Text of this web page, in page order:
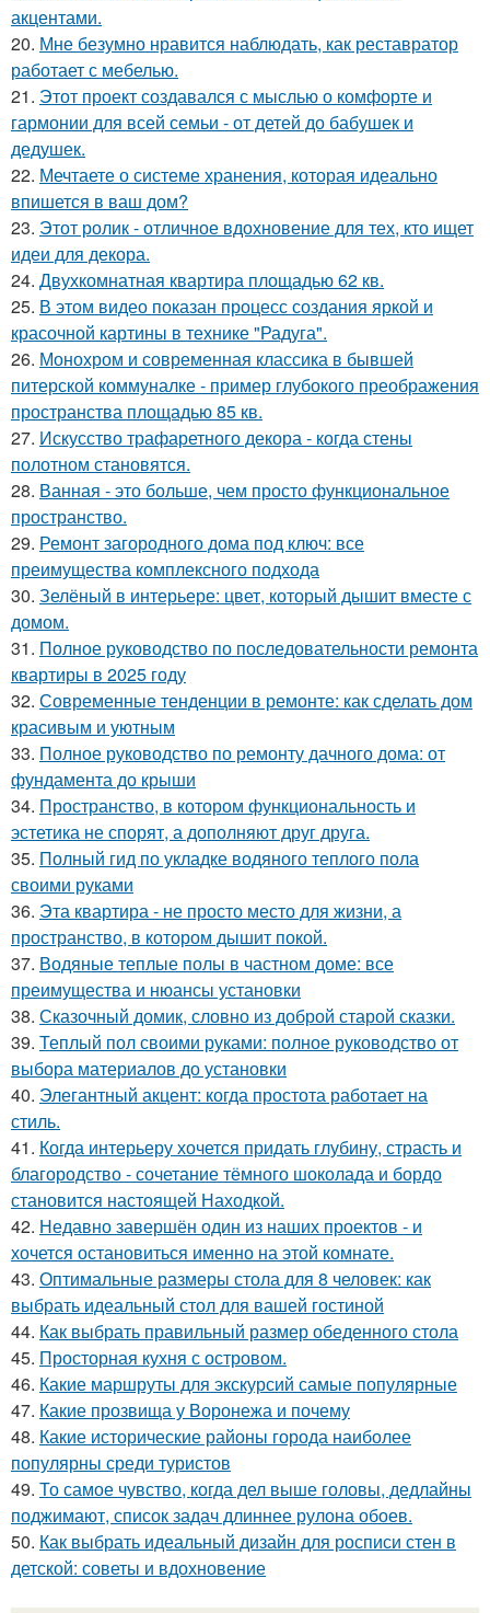
акцентами.
20. Мне безумно нравится наблюдать, как реставратор
работает с мебелью.
21. Этот проект создавался с мыслью о комфорте и
гармонии для всей семьи - от детей до бабушек и
дедушек.
22. Мечтаете о системе хранения, которая идеально
впишется в ваш дом?
23. Этот ролик - отличное вдохновение для тех, кто ищет
идеи для декора.
24. Двухкомнатная квартира площадью 62 кв.
25. В этом видео показан процесс создания яркой и
красочной картины в технике "Радуга".
26. Монохром и современная классика в бывшей
питерской коммуналке - пример глубокого преображения
пространства площадью 85 кв.
27. Искусство трафаретного декора - когда стены
полотном становятся.
28. Ванная - это больше, чем просто функциональное
пространство.
29. Ремонт загородного дома под ключ: все
преимущества комплексного подхода
30. Зелёный в интерьере: цвет, который дышит вместе с
домом.
31. Полное руководство по последовательности ремонта
квартиры в 2025 году
32. Современные тенденции в ремонте: как сделать дом
красивым и уютным
33. Полное руководство по ремонту дачного дома: от
фундамента до крыши
34. Пространство, в котором функциональность и
эстетика не спорят, а дополняют друг друга.
35. Полный гид по укладке водяного теплого пола
своими руками
36. Эта квартира - не просто место для жизни, а
пространство, в котором дышит покой.
37. Водяные теплые полы в частном доме: все
преимущества и нюансы установки
38. Сказочный домик, словно из доброй старой сказки.
39. Теплый пол своими руками: полное руководство от
выбора материалов до установки
40. Элегантный акцент: когда простота работает на
стиль.
41. Когда интерьеру хочется придать глубину, страсть и
благородство - сочетание тёмного шоколада и бордо
становится настоящей Находкой.
42. Недавно завершён один из наших проектов - и
хочется остановиться именно на этой комнате.
43. Оптимальные размеры стола для 8 человек: как
выбрать идеальный стол для вашей гостиной
44. Как выбрать правильный размер обеденного стола
45. Просторная кухня с островом.
46. Какие маршруты для экскурсий самые популярные
47. Какие прозвища у Воронежа и почему
48. Какие исторические районы города наиболее
популярны среди туристов
49. То самое чувство, когда дел выше головы, дедлайны
поджимают, список задач длиннее рулона обоев.
50. Как выбрать идеальный дизайн для росписи стен в
детской: советы и вдохновение